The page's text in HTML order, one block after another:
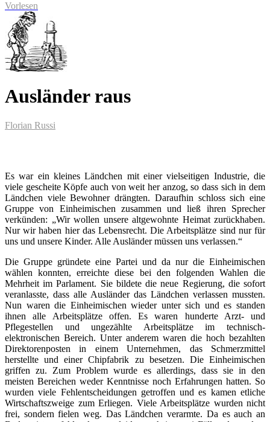
Vorlesen
Ausländer raus
Florian Russi
Es war ein kleines Ländchen mit einer vielseitigen Industrie, die
viele gescheite Köpfe auch von weit her anzog, so dass sich in dem
Ländchen viele Bewohner drängten. Daraufhin schloss sich eine
Gruppe von Einheimischen zusammen und ließ ihren Sprecher
verkünden: „Wir wollen unsere altgewohnte Heimat zurückhaben.
Nur wir haben hier das Lebensrecht. Die Arbeitsplätze sind nur für
uns und unsere Kinder. Alle Ausländer müssen uns verlassen.“
Die Gruppe gründete eine Partei und da nur die Einheimischen
wählen konnten, erreichte diese bei den folgenden Wahlen die
Mehrheit im Parlament. Sie bildete die neue Regierung, die sofort
veranlasste, dass alle Ausländer das Ländchen verlassen mussten.
Nun waren die Einheimischen wieder unter sich und es standen
ihnen alle Arbeitsplätze offen. Es waren hunderte Arzt- und
Pflegestellen und ungezählte Arbeitsplätze im technisch-
elektronischen Bereich. Unter anderem waren die hoch bezahlten
Direktorenposten in einem Unternehmen, das Schmerzmittel
herstellte und einer Chipfabrik zu besetzen. Die Einheimischen
griffen zu. Zum Problem wurde es allerdings, dass sie in den
meisten Bereichen weder Kenntnisse noch Erfahrungen hatten. So
wurden viele Fehlentscheidungen getroffen und es kamen etliche
Wirtschaftszweige zum Erliegen. Viele Arbeitsplätze wurden nicht
frei, sondern fielen weg. Das Ländchen verarmte. Da es auch an